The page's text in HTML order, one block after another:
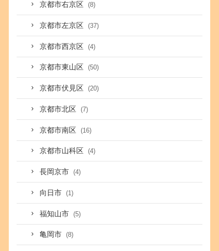
京都市右京区 (8)
京都市左京区 (37)
京都市西京区 (4)
京都市東山区 (50)
京都市伏見区 (20)
京都市北区 (7)
京都市南区 (16)
京都市山科区 (4)
長岡京市 (4)
向日市 (1)
福知山市 (5)
亀岡市 (8)